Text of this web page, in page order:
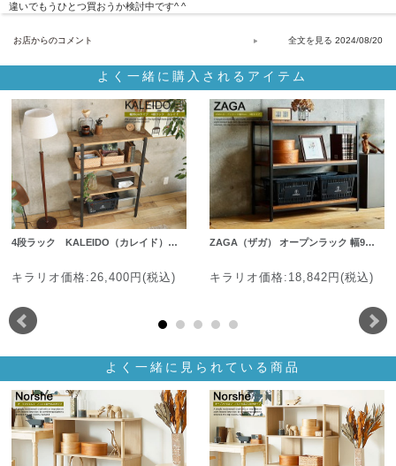
違いでもうひとつ買おうか検討中です^ ^
お店からのコメント 2024/08/20
よく一緒に購入されるアイテム
4段ラック KALEIDO（カレイド）…
キラリオ価格:26,400円(税込)
ZAGA（ザガ） オープンラック 幅9…
キラリオ価格:18,842円(税込)
よく一緒に見られている商品